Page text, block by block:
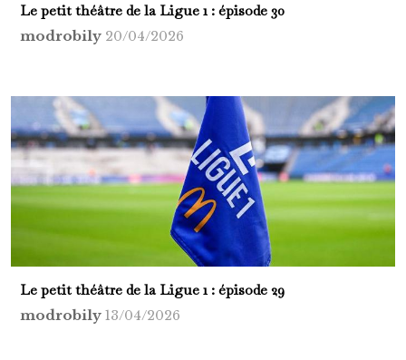
Le petit théâtre de la Ligue 1 : épisode 30
modrobily 20/04/2026
Le petit théâtre de la Ligue 1 : épisode 29
modrobily 13/04/2026